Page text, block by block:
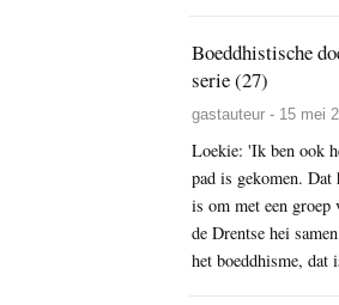
Boeddhistische
serie (27)
gastauteur - 15 mei
Loekie: 'Ik ben ook
pad is gekomen.
is om met een groep
de Drentse hei
het boeddhisme, dat